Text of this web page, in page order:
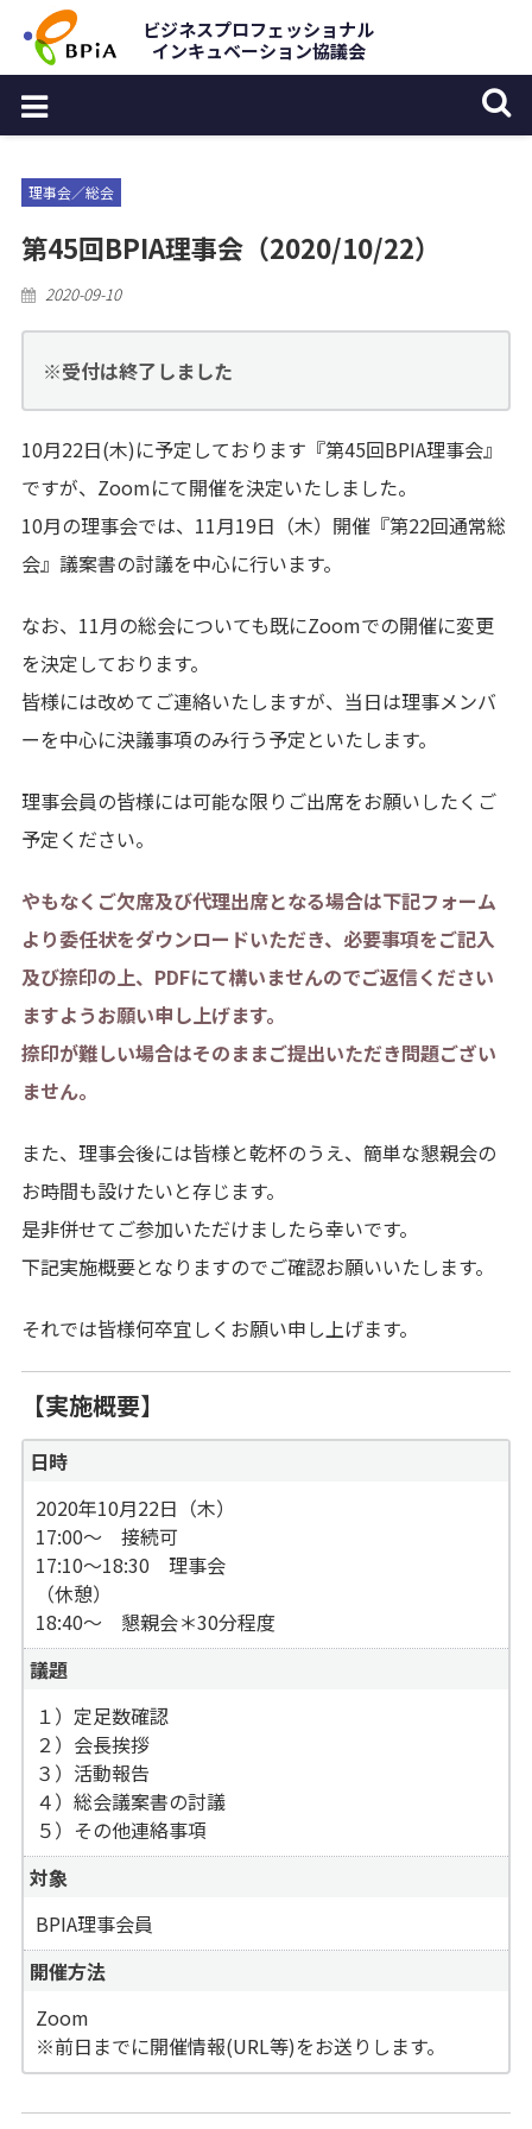
content
ビジネスプロフェッショナル
インキュベーション協議会
理事会／総会
第45回BPIA理事会（2020/10/22）
Posted
2020-09-10
※受付は終了しました
10月22日(木)に予定しております『第45回BPIA理事会』
ですが、Zoomにて開催を決定いたしました。
10月の理事会では、11月19日（木）開催『第22回通常総
会』議案書の討議を中心に行います。
なお、11月の総会についても既にZoomでの開催に変更
を決定しております。
皆様には改めてご連絡いたしますが、当日は理事メンバ
ーを中心に決議事項のみ行う予定といたします。
理事会員の皆様には可能な限りご出席をお願いしたくご
予定ください。
やもなくご欠席及び代理出席となる場合は下記フォーム
より委任状をダウンロードいただき、必要事項をご記入
及び捺印の上、PDFにて構いませんのでご返信ください
ますようお願い申し上げます。
捺印が難しい場合はそのままご提出いただき問題ござい
ません。
また、理事会後には皆様と乾杯のうえ、簡単な懇親会の
お時間も設けたいと存じます。
是非併せてご参加いただけましたら幸いです。
下記実施概要となりますのでご確認お願いいたします。
それでは皆様何卒宜しくお願い申し上げます。
【実施概要】
日時
2020年10月22日（木）
17:00〜 接続可
17:10〜18:30 理事会
（休憩）
18:40〜 懇親会＊30分程度
議題
１）定足数確認
２）会長挨拶
３）活動報告
４）総会議案書の討議
５）その他連絡事項
対象
BPIA理事会員
開催方法
Zoom
※前日までに開催情報(URL等)をお送りします。